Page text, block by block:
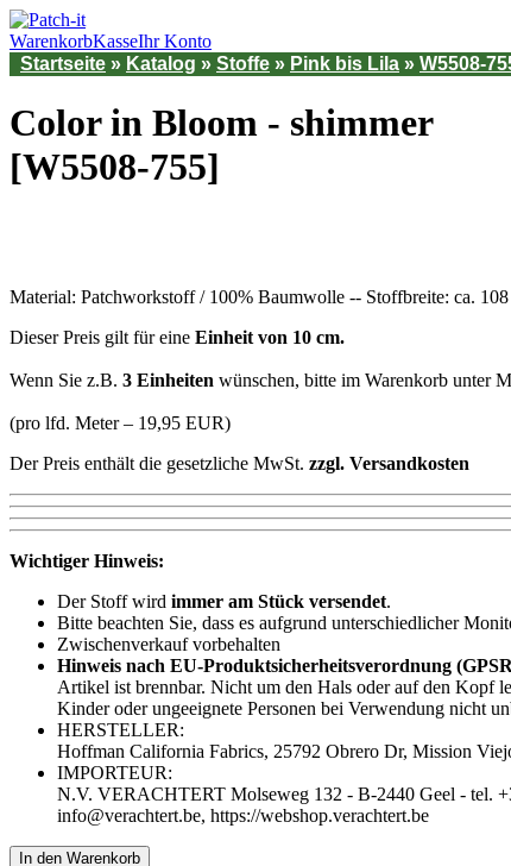
WarenkorbKasseIhr Konto
Startseite » Katalog » Stoffe » Pink bis Lila » W5508-
Color in Bloom - shimmer
[W5508-755]
Material: Patchworkstoff / 100% Baumwolle -- Stoffbreite: ca.
Dieser Preis gilt für eine Einheit von 10 cm.
Wenn Sie z.B. 3 Einheiten wünschen, bitte im Warenkorb unter
(pro lfd. Meter – 19,95 EUR)
Der Preis enthält die gesetzliche MwSt. zzgl. Versandkosten
Wichtiger Hinweis:
Der Stoff wird immer am Stück versendet.
Bitte beachten Sie, dass es aufgrund unterschiedlicher
Zwischenverkauf vorbehalten
Hinweis nach EU-Produktsicherheitsverordnung
Artikel ist brennbar. Nicht um den Hals oder auf den Kopf
Kinder oder ungeeignete Personen bei Verwendung nicht
HERSTELLER:
Hoffman California Fabrics, 25792 Obrero Dr, Mission
IMPORTEUR:
N.V. VERACHTERT Molseweg 132 - B-2440 Geel - tel.
info@verachtert.be, https://webshop.verachtert.be
In den Warenkorb